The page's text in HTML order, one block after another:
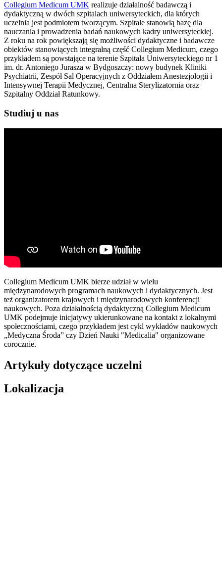
Collegium Medicum UMK realizuje działalność badawczą i
dydaktyczną w dwóch szpitalach uniwersyteckich, dla których
uczelnia jest podmiotem tworzącym. Szpitale stanowią bazę dla
nauczania i prowadzenia badań naukowych kadry uniwersyteckiej.
Z roku na rok powiększają się możliwości dydaktyczne i badawcze
obiektów stanowiących integralną część Collegium Medicum, czego
przykładem są powstające na terenie Szpitala Uniwersyteckiego nr 1
im. dr. Antoniego Jurasza w Bydgoszczy: nowy budynek Kliniki
Psychiatrii, Zespół Sal Operacyjnych z Oddziałem Anestezjologii i
Intensywnej Terapii Medycznej, Centralna Sterylizatornia oraz
Szpitalny Oddział Ratunkowy.
Studiuj u nas
Collegium Medicum UMK bierze udział w wielu
międzynarodowych programach naukowych i dydaktycznych. Jest
też organizatorem krajowych i międzynarodowych konferencji
naukowych. Poza działalnością dydaktyczną Collegium Medicum
UMK podejmuje inicjatywy ukierunkowane na kontakt z lokalnymi
społecznościami, czego przykładem jest cykl wykładów naukowych
„Medyczna Środa” czy Dzień Nauki "Medicalia" organizowane
corocznie.
Artykuły dotyczące uczelni
Lokalizacja